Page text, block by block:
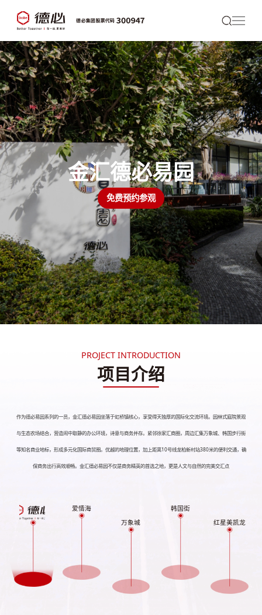
金汇德必易园
免费预约参观
PROJECT INTRODUCTION
项目介绍
作为德必易园系列的一员，金汇德必易园坐落于虹桥镇核心，享受得天独厚的国际化交流环境。园林式庭院景观
与生态农场结合，营造闹中取静的办公环境，诗意与商务并存。紧邻徐家汇商圈，周边汇集万象城、韩国步行街
等知名商业地标，形成多元化国际商贸圈。优越的地理位置，加上距离10号线龙柏新村站380米的便利交通，确
保商务出行高效顺畅。金汇德必易园不仅是商务精英的首选之地，更是人文与自然的完美交汇点
爱情海
万象城
韩国街
红星美凯龙